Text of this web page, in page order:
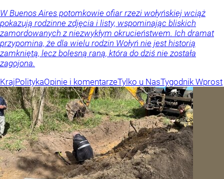
W Buenos Aires potomkowie ofiar rzezi wołyńskiej wciąż
pokazują rodzinne zdjęcia i listy, wspominając bliskich
zamordowanych z niezwykłym okrucieństwem. Ich dramat
przypomina, że dla wielu rodzin Wołyń nie jest historią
zamkniętą, lecz bolesną raną, która do dziś nie została
zagojona.
KrajPolitykaOpinie i komentarzeTylko u NasTygodnik Wprost